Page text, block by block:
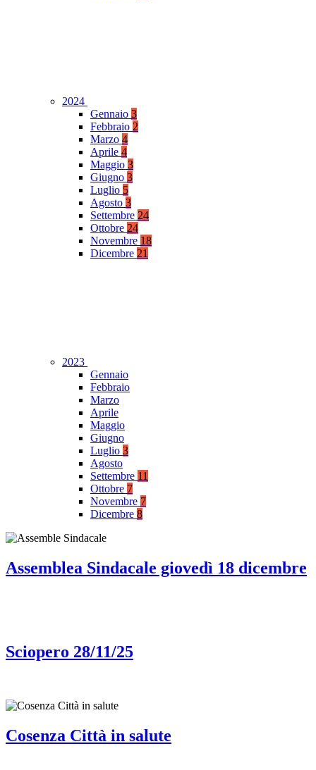
2024
Gennaio 3
Febbraio 2
Marzo 4
Aprile 4
Maggio 3
Giugno 3
Luglio 5
Agosto 3
Settembre 24
Ottobre 24
Novembre 18
Dicembre 21
2023
Gennaio
Febbraio
Marzo
Aprile
Maggio
Giugno
Luglio 3
Agosto
Settembre 11
Ottobre 7
Novembre 7
Dicembre 8
Assemblea Sindacale giovedì 18 dicembre
Sciopero 28/11/25
Cosenza Città in salute